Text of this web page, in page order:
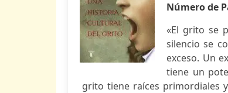
Número de
«El grito se
silencio se
exceso. Un
tiene un
grito tiene raíces primordiales